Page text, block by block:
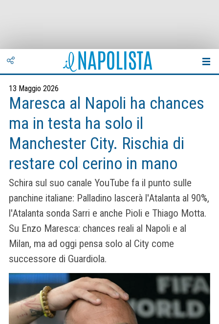
13 Maggio 2026
Maresca al Napoli ha chances
ma in testa ha solo il
Manchester City. Rischia di
restare col cerino in mano
Schira sul suo canale YouTube fa il punto sulle
panchine italiane: Palladino lascerà l'Atalanta al 90%,
l'Atalanta sonda Sarri e anche Pioli e Thiago Motta.
Su Enzo Maresca: chances reali al Napoli e al
Milan, ma ad oggi pensa solo al City come
successore di Guardiola.